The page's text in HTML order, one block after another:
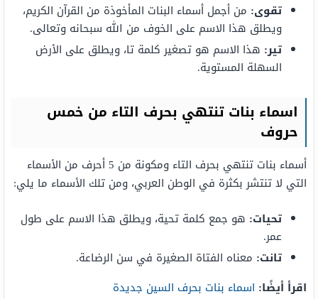
تقوى: من أجمل أسماء البنات المأخوذة من القرآن الكريم،
ويطلق هذا الاسم على الخوف من الله سبحانه وتعالى.
تير: هذا الاسم هو تصغير كلمة تا، ويطلق على الأرض
السهلة المستوية.
اسماء بنات تنتهي بحرف التاء من خمس
حروف
أسماء بنات تنتهي بحرف التاء ومكونة من 5 أحرف من الأسماء
التي لا تنتشر بكثرة في الوطن العربي، ومن تلك الأسماء ما يلي:
تحيات: هو جمع كلمة تحية، ويطلق هذا الاسم على طول
عمر.
تانت: معناه الفتاة الصغيرة في سن الرضاعة.
اقرأ أيضًا: اسماء بنات بحرف السين جديدة